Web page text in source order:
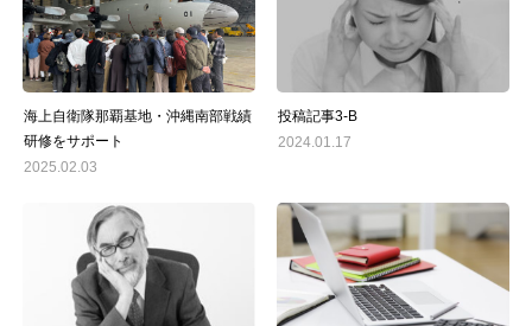
海上自衛隊那覇基地・沖縄南部戦績
研修をサポート
2025.02.03
投稿記事3-B
2024.01.17